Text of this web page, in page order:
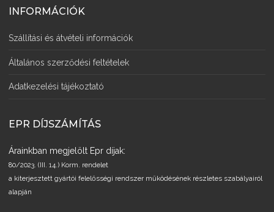
INFORMÁCIÓK
Szállítási és átvételi információk
Általános szerződési feltételek
Adatkezelési tájékoztató
EPR DÍJSZÁMÍTÁS
Árainkban megjelölt Epr díjak:
80/2023. (III. 14.) Korm. rendelet
a kiterjesztett gyártói felelősségi rendszer működésének részletes szabályairól
alapján